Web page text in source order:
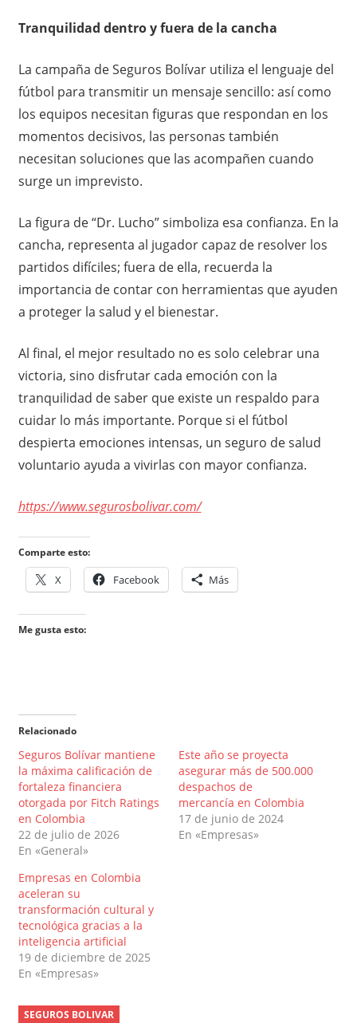
Tranquilidad dentro y fuera de la cancha
La campaña de Seguros Bolívar utiliza el lenguaje del
fútbol para transmitir un mensaje sencillo: así como
los equipos necesitan figuras que respondan en los
momentos decisivos, las personas también
necesitan soluciones que las acompañen cuando
surge un imprevisto.
La figura de “Dr. Lucho” simboliza esa confianza. En la
cancha, representa al jugador capaz de resolver los
partidos difíciles; fuera de ella, recuerda la
importancia de contar con herramientas que ayuden
a proteger la salud y el bienestar.
Al final, el mejor resultado no es solo celebrar una
victoria, sino disfrutar cada emoción con la
tranquilidad de saber que existe un respaldo para
cuidar lo más importante. Porque si el fútbol
despierta emociones intensas, un seguro de salud
voluntario ayuda a vivirlas con mayor confianza.
https://www.segurosbolivar.com/
Comparte esto:
X Facebook Más
Me gusta esto:
Relacionado
Seguros Bolívar mantiene
la máxima calificación de
fortaleza financiera
otorgada por Fitch Ratings
en Colombia
22 de julio de 2026
En «General»
Este año se proyecta
asegurar más de 500.000
despachos de
mercancía en Colombia
17 de junio de 2024
En «Empresas»
Empresas en Colombia
aceleran su
transformación cultural y
tecnológica gracias a la
inteligencia artificial
19 de diciembre de 2025
En «Empresas»
SEGUROS BOLIVAR